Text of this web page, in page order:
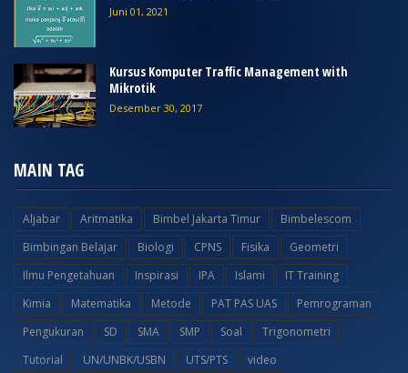
Juni 01, 2021
Kursus Komputer Traffic Management with
Mikrotik
Desember 30, 2017
MAIN TAG
Aljabar Aritmatika Bimbel Jakarta Timur
Bimbelescom
Bimbingan Belajar
Biologi CPNS Fisika
Geometri
Ilmu Pengetahuan
Inspirasi IPA Islami
IT Training
Kimia
Matematika Metode PAT PAS UAS
Pemrograman
Pengukuran
SD SMA SMP Soal
Trigonometri
Tutorial
UN/UNBK/USBN UTS/PTS video